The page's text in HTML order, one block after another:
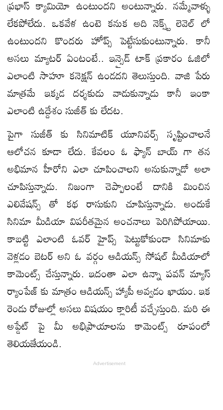
ప్రభాస్ క్యామియో ఉంటుందని అంటున్నారు. నమ్మేవాళ్ళు
లేకపోలేదు. ఒకవేళ ఉంటె కనుక అది నెక్స్ట్ లెవెల్ లో
ఉంటుందని కొందరు హోప్స్ పెట్టేసుకుంటున్నారు. కానీ
అసలు మ్యాటర్ ఏంటంటే.. ఇన్సైడ్ టాక్ ప్రకారం ఓజిలో
ఎలాంటి సాహూ కనెక్షన్ ఉండదని తెలుస్తుంది. వాజి పేరు
మాత్రమే ఇక్కడ దర్శకుడు వాడుకున్నాడు కానీ ఇంకా
ఎలాంటి ఉద్దేశం సుజీత్ కు లేదట.
పైగా సుజీత్ కు సినిమాటిక్ యూనివర్స్ సృష్టించాలనే
ఆలోచన కూడా లేదు. కేవలం ఓ ఫ్యాన్ బాయ్ గా తన
అభిమాన హీరోని ఎలా చూపించాలని అనుకున్నాడో అలా
చూపిస్తున్నాడు. నిజంగా చెప్పాలంటే దానికి మించిన
ఎలివేషన్స్ తో కథ రాసుకుని చూపిస్తున్నాడు. అందుకే
సినిమా మీడియా విపరీతమైన అంచనాలు పెరిగిపోయాయి.
కాబట్టి ఎలాంటి ఓవర్ హైప్స్ పెట్టుకోకుండా సినిమాకు
వెళ్లడం బెటర్ అని ఓ వర్గం ఆడియన్స్ సోషల్ మీడియాలో
కామెంట్స్ చేస్తున్నారు. ఇదంతా ఎలా ఉన్నా పవన్ మ్యాస్
ర్యాంపేజ్ కు మాత్రం ఆడియన్స్ హ్యాపీ అవ్వడం ఖాయం. ఇక
రెండు రోజుల్లో అసలు విషయం క్లారిటీ వచ్చేస్తుంది. మరి ఈ
అప్డేట్ పై మీ అభిప్రాయాలను కామెంట్స్ రూపంలో
తెలియజేయండి.